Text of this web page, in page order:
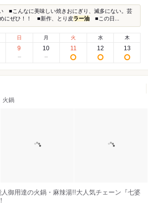
■こんなに美味しい焼きおにぎり、滅多にない。芸
にぜひ！！ ■新作、とり皮ラー油 ■この日...
日
9
月
10
火
11
水
12
木
13
火鍋
人御用達の火鍋・麻辣湯!!大人気チェーン『七婆